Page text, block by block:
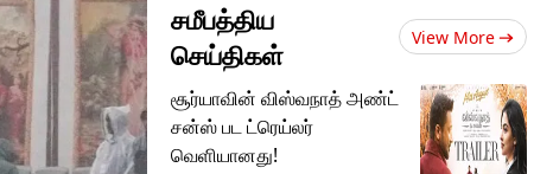
சமீபத்திய
செய்திகள்
View More
சூர்யாவின் விஸ்வநாத் அண்ட்
சன்ஸ் பட ட்ரெய்லர்
வெளியானது!